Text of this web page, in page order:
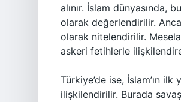
alınır. İslam dünyasında,
olarak değerlendirilir.
olarak nitelendirilir. Mesela
askeri fetihlerle
Türkiye’de ise, İslam’ın
ilişkilendirilir. Burada